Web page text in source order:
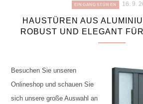
EINGANGSTÜREN 16. 9.
HAUSTÜREN AUS
ROBUST UND ELEGANT
Besuchen Sie unseren
Onlineshop und schauen Sie
sich unsere große Auswahl an